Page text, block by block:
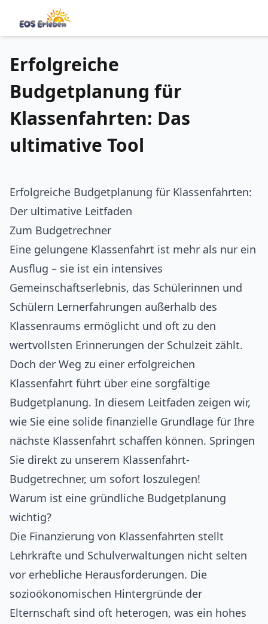
Zum Hauptinhalt springen
2. Januar 2026
Erfolgreiche
Budgetplanung für
Klassenfahrten: Das
ultimative Tool
Erfolgreiche Budgetplanung für Klassenfahrten:
Der ultimative Leitfaden
Zum Budgetrechner
Eine gelungene Klassenfahrt ist mehr als nur ein
Ausflug – sie ist ein intensives
Gemeinschaftserlebnis, das Schülerinnen und
Schülern Lernerfahrungen außerhalb des
Klassenraums ermöglicht und oft zu den
wertvollsten Erinnerungen der Schulzeit zählt.
Doch der Weg zu einer erfolgreichen
Klassenfahrt führt über eine sorgfältige
Budgetplanung. In diesem Leitfaden zeigen wir,
wie Sie eine solide finanzielle Grundlage für Ihre
nächste Klassenfahrt schaffen können. Springen
Sie direkt zu unserem Klassenfahrt-
Budgetrechner, um sofort loszulegen!
Warum ist eine gründliche Budgetplanung
wichtig?
Die Finanzierung von Klassenfahrten stellt
Lehrkräfte und Schulverwaltungen nicht selten
vor erhebliche Herausforderungen. Die
sozioökonomischen Hintergründe der
Elternschaft sind oft heterogen, was ein hohes